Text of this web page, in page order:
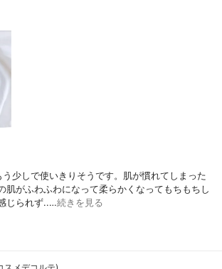
少しで使いきりそうです。肌が慣れてしまった
肌がふわふわになって柔らかくなってもちもちし
じられず..…続きを見る